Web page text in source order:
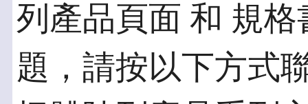
列產品頁面 和 規
題，請按以下方式